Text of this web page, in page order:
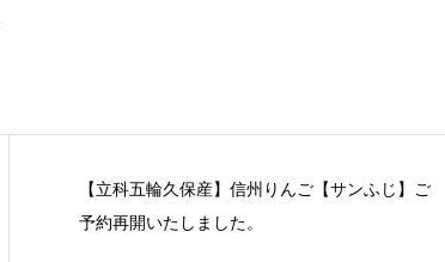
【立科五輪久保産】信州りんご【サンふじ】ご
予約再開いたしました。